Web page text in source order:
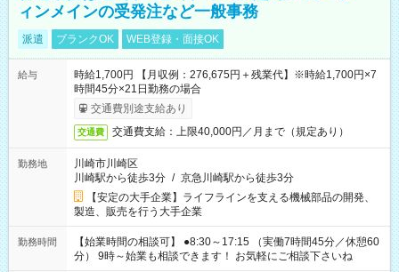
ィンメインの受発注など一般事務
派遣 ブランクOK WEB登録・面接OK
給与
時給1,700円 【月収例：276,675円＋残業代】※時給1,700円×7
時間45分×21日勤務の場合
交通費別途支給あり
交通費 交通費支給：上限40,000円／月まで（規定あり）
勤務地
川崎市川崎区
川崎駅から徒歩3分 / 京急川崎駅から徒歩3分
【安定の大手企業】ライフラインを支える機械部品の開発、
製造、販売を行う大手企業
勤務時間
【始業時間の相談可】 ●8:30～17:15 （実働7時間45分／休憩60
分） 9時～始業も相談できます！ お気軽にご相談下さいね